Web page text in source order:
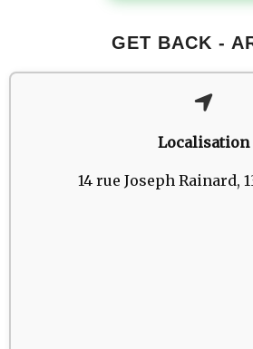
GET BACK -
Localisation
14 rue Joseph Rainard,